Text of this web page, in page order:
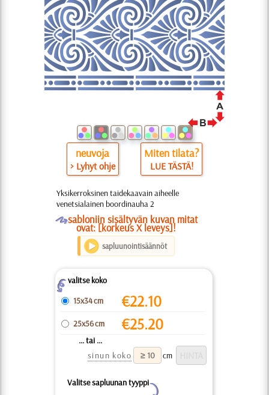
neuvoja
> Lyhyt ohje
Miten tilata?
LUE TÄSTÄ!
Yksikerroksinen taidekaavain aiheelle
venetsialainen boordinauha 2
Osabloniin sisältyvän kuvan mitat
ovat: [korkeus X leveys]!
sapluunointisäännöt
Zvalitse koko
15x34 cm
€22.10
25x56 cm €25.20
... tai ...
sinun koko
cm
Valitse sapluunan tyyppi
Y